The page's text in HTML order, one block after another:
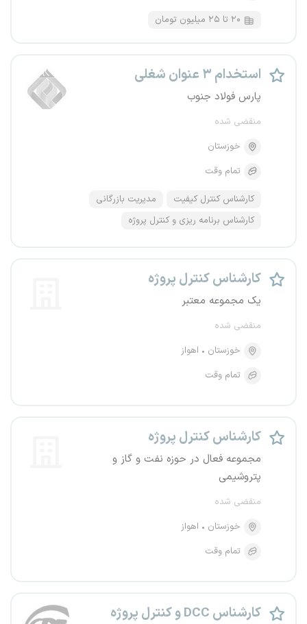
۲۰ تا ۲۵ میلیون تومان
استخدام ۳ عنوان شغلی
پارس فولاد جنوب
منقضی شده
خوزستان
تمام وقت
کارشناس کنترل کیفیت
مدیریت بازرگانی
کارشناس برنامه ریزی و کنترل پروژه
کارشناس کنترل پروژه
یک مجموعه معتبر
منقضی شده
خوزستان
اهواز
تمام وقت
کارشناس کنترل پروژه
مجموعه فعال در حوزه نفت و گاز و
پتروشیمی
منقضی شده
خوزستان
اهواز
تمام وقت
کارشناس DCC و کنترل پروژه